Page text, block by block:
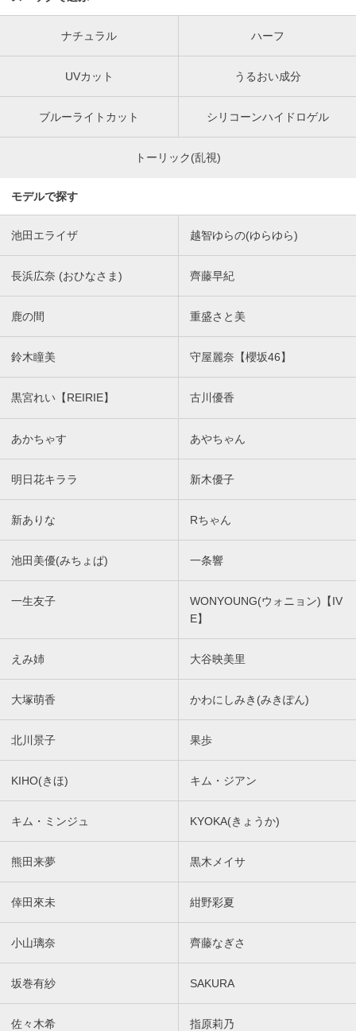
ナチュラル ハーフ
UVカット うるおい成分
ブルーライトカット シリコーンハイドロゲル
トーリック(乱視)
モデルで探す
池田エライザ 越智ゆらの(ゆらゆら)
長浜広奈 (おひなさま) 齊藤早紀
鹿の間 重盛さと美
鈴木瞳美 守屋麗奈【櫻坂46】
黒宮れい【REIRIE】 古川優香
あかちゃす あやちゃん
明日花キララ 新木優子
新ありな Rちゃん
池田美優(みちょぱ) 一条響
一生友子
WONYOUNG(ウォニョン)【IV
E】
えみ姉 大谷映美里
大塚萌香 かわにしみき(みきぽん)
北川景子 果歩
KIHO(きほ) キム・ジアン
キム・ミンジュ KYOKA(きょうか)
熊田来夢 黒木メイサ
倖田來未 紺野彩夏
小山璃奈 齊藤なぎさ
坂巻有紗 SAKURA
佐々木希 指原莉乃